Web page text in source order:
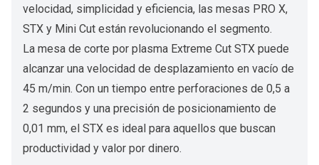
velocidad, simplicidad y eficiencia, las mesas PRO X,
STX y Mini Cut están revolucionando el segmento.
La mesa de corte por plasma Extreme Cut STX puede
alcanzar una velocidad de desplazamiento en vacío de
45 m/min. Con un tiempo entre perforaciones de 0,5 a
2 segundos y una precisión de posicionamiento de
0,01 mm, el STX es ideal para aquellos que buscan
productividad y valor por dinero.